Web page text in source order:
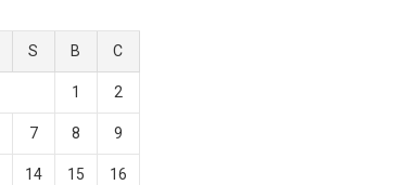
S B C
1 2
7 8 9
14 15 16